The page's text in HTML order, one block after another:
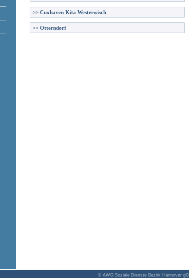
>> Cuxhaven Kita Westerwisch
>> Otterndorf
© AWO Soziale Dienste Bezirk Hannover